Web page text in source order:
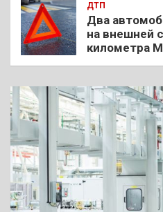
ДТП
Два
на внешней
километра